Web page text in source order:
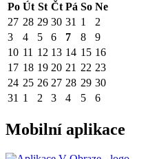
Po Út St Čt Pá So Ne
27 28 29 30 31 1
2
3
4 5 6 7 8
9
10 11 12 13 14 15 16
17 18 19 20 21 22 23
24 25 26 27 28 29 30
31 1 2 3 4 5 6
Mobilní aplikace